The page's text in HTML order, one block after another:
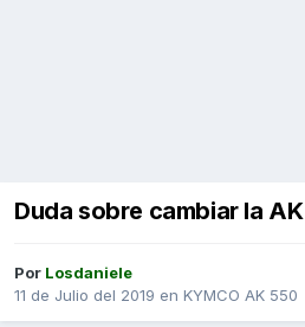
Duda sobre cambiar la AK
Por Losdaniele
11 de Julio del 2019 en KYMCO AK 550